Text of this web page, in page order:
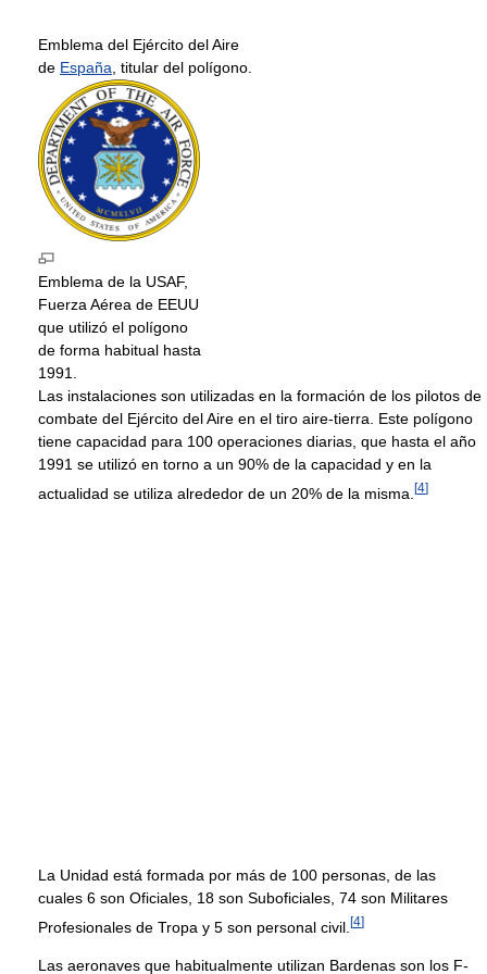
Emblema del Ejército del Aire
de España , titular del polígono.
Emblema de la USAF,
Fuerza Aérea de EEUU
que utilizó el polígono
de forma habitual hasta
1991.
Las instalaciones son utilizadas en la formación de los pilotos de
combate del Ejército del Aire en el tiro aire-tierra. Este polígono
tiene capacidad para 100 operaciones diarias, que hasta el año
1991 se utilizó en torno a un 90% de la capacidad y en la
actualidad se utiliza alrededor de un 20% de la misma. [4]
La Unidad está formada por más de 100 personas, de las
cuales 6 son Oficiales, 18 son Suboficiales, 74 son Militares
Profesionales de Tropa y 5 son personal civil. [4]
Las aeronaves que habitualmente utilizan Bardenas son los F-